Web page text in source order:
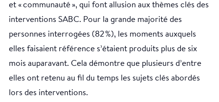
et « communauté », qui font allusion aux thèmes clés des
interventions SABC. Pour la grande majorité des
personnes interrogées (82 %), les moments auxquels
elles faisaient référence s’étaient produits plus de six
mois auparavant. Cela démontre que plusieurs d’entre
elles ont retenu au fil du temps les sujets clés abordés
lors des interventions.